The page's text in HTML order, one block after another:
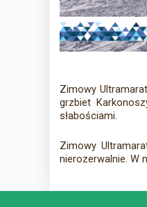
Zimowy
grzbiet
słabościami.
Zimowy
nierozerwalnie. W